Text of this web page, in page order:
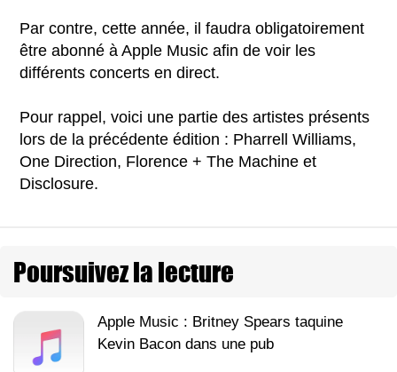
Par contre, cette année, il faudra obligatoirement
être abonné à Apple Music afin de voir les
différents concerts en direct.
Pour rappel, voici une partie des artistes présents
lors de la précédente édition : Pharrell Williams,
One Direction, Florence + The Machine et
Disclosure.
Poursuivez la lecture
Apple Music : Britney Spears taquine
Kevin Bacon dans une pub